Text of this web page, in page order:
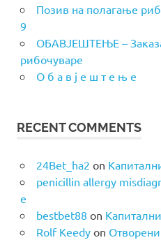
Позив на полагање
9
ОБАВЈЕШТЕЊЕ –
рибочуваре
О б а в ј е ш т е њ е
RECENT COMMENTS
24Bet_ha2 on
penicillin allergy
е
bestbet88 on
Rolf Keedyon